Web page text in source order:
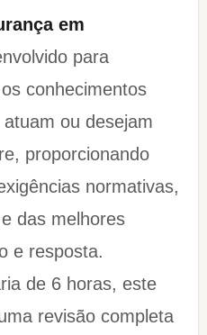
em
para
conhecimentos
ou desejam
proporcionando
normativas,
das melhores
e resposta.
de 6 horas, este
revisão completa